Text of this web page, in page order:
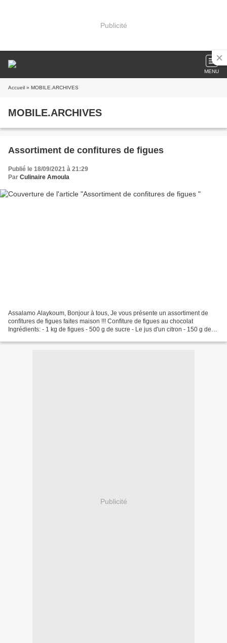
Publicité
MENU
Accueil » MOBILE.ARCHIVES
MOBILE.ARCHIVES
Assortiment de confitures de figues
Publié le 18/09/2021 à 21:29
Par Culinaire Amoula
Assalamo Alaykoum, Bonjour à tous, Je vous présente un assortiment de
confitures de figues faites maison !!! Confiture de figues au chocolat
Ingrédients: - 1 kg de figues - 500 g de sucre - Le jus d'un citron - 150 g de
Publicité